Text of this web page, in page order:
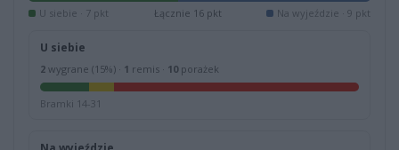
U siebie · 7 pkt Łącznie 16 pkt Na wyjeździe · 9 pkt
U siebie
2 wygrane (15%) · 1 remis · 10porażek
Bramki 14-31